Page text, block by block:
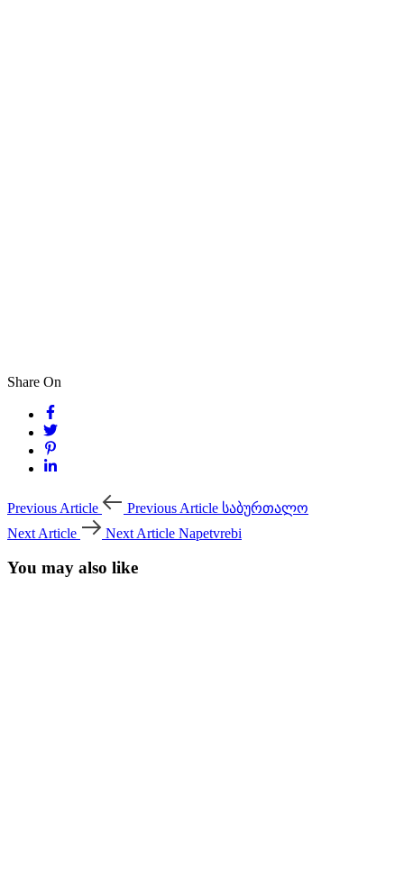
Share On
Previous Article Previous Article საბურთალო
Next Article
Next Article Napetvrebi
You may also like